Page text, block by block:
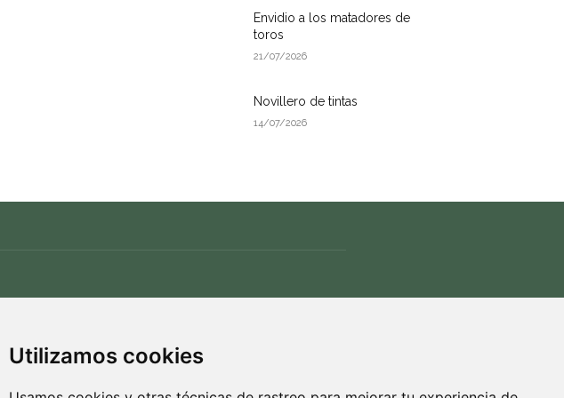
Utilizamos cookies
Envidio a los matadores de
toros
21/07/2026
Novillero de tintas
14/07/2026